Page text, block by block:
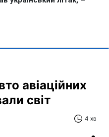
авіаційних
світ
4 хв